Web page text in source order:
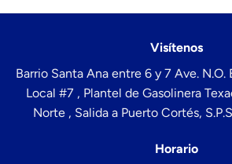
Visítenos
Barrio Santa Ana entre 6 y 7 Ave.
Local #7 , Plantel de Gasolinera
Norte , Salida a Puerto Cortés,
Horario